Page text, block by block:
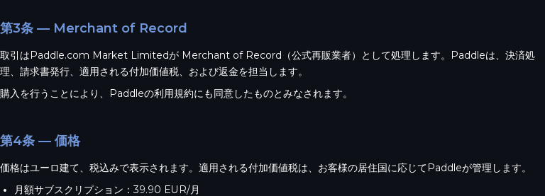
第3条 — Merchant of Record
取引はPaddle.com Market Limitedが Merchant of Record（公式再販業者）として処理します。Paddleは、決済処
理、請求書発行、適用される付加価値税、および返金を担当します。
購入を行うことにより、Paddleの利用規約にも同意したものとみなされます。
第4条 — 価格
価格はユーロ建て、税込みで表示されます。適用される付加価値税は、お客様の居住国に応じてPaddleが管理します。
月額サブスクリプション：39.90 EUR/月